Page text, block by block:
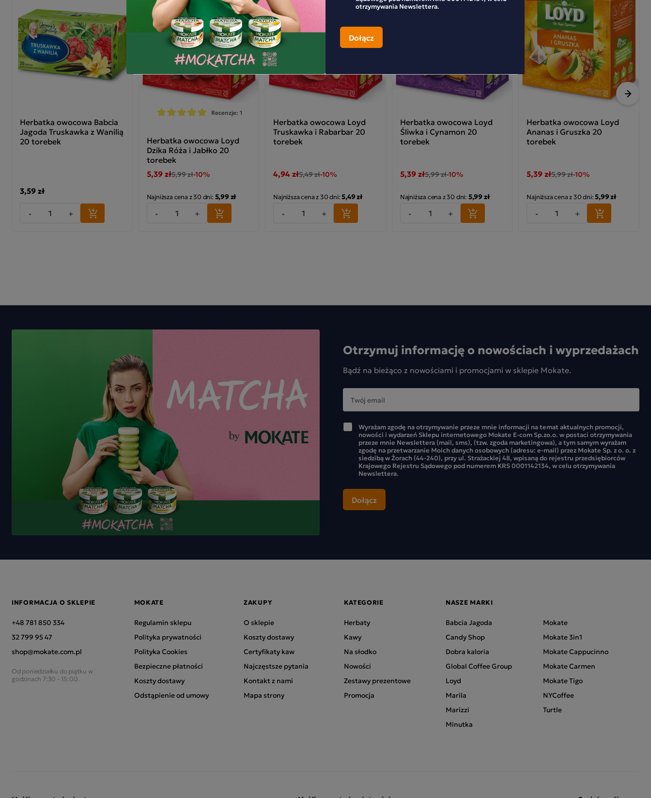
Herbatka owocowa Babcia
Jagoda Truskawka z Wanilią
20 torebek
3,59 zł
-
+
Recenzje: 1
Herbatka owocowa Loyd
Dzika Róża i Jabłko 20
torebek
5,39 zł5,99 zł-10%
Najniższa cena z 30 dni:5,99 zł
- +
Herbatka owocowa Loyd
Truskawka i Rabarbar 20
torebek
4,94 zł5,49 zł-10%
Najniższa cena z 30 dni:5,49 zł
- +
Herbatka owocowa Loyd
Śliwka i Cynamon 20
torebek
5,39 zł5,99 zł-10%
Najniższa cena z 30 dni:5,99 zł
- +
Herbatka owocowa Loyd
Ananas i Gruszka 20
torebek
5,39 zł5,99 zł-10%
Najniższa cena z 30 dni:5,99 zł
- +
Otrzymuj informację o nowościach i wyprzedażach
Bądź na bieżąco z nowościami i promocjami w sklepie Mokate.
Wyrażam zgodę na otrzymywanie przeze mnie informacji na temat aktualnych promocji,
nowości i wydarzeń Sklepu internetowego Mokate E-com Sp.zo.o. w postaci otrzymywania
przeze mnie Newslettera (mail, sms), (tzw. zgoda marketingowa), a tym samym wyrażam
zgodę na przetwarzanie Moich danych osobowych (adresu: e-mail) przez Mokate Sp. z o. o. z
siedzibą w Żorach (44-240), przy ul. Strażackiej 48, wpisaną do rejestru przedsiębiorców
Krajowego Rejestru Sądowego pod numerem KRS 0001142134, w celu otrzymywania
Newslettera.
INFORMACJA O SKLEPIE
+48 781 850 334
32 799 95 47
shop@mokate.com.pl
Od poniedziałku do piątku w
godzinach 7:30 - 15:00.
MOKATE
Regulamin sklepu
Polityka prywatności
Polityka Cookies
Bezpieczne płatności
Koszty dostawy
Odstąpienie od umowy
ZAKUPY
O sklepie
Koszty dostawy
Certyfikaty kaw
Najczęstsze pytania
Kontakt z nami
Mapa strony
KATEGORIE
Herbaty
Kawy
Na słodko
Nowości
Zestawy prezentowe
Promocja
NASZE MARKI
Babcia Jagoda
Candy Shop
Dobra kaloria
Global Coffee Group
Loyd
Marila
Marizzi
Minutka
Mokate
Mokate 3in1
Mokate Cappucinno
Mokate Carmen
Mokate Tigo
NYCoffee
Turtle
otrzymywania Newslettera.